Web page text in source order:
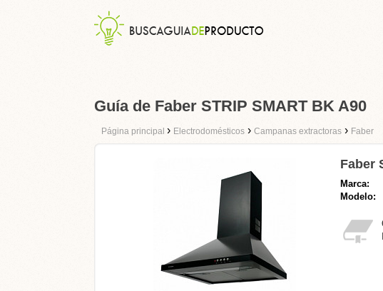
Guía de Faber STRIP SMART BK A90
Página principal › Electrodomésticos › Campanas extractoras › Faber
Faber
Marca:
Modelo: